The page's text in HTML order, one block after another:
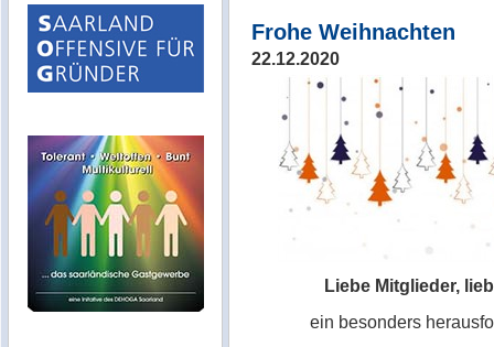
Frohe Weihnachten
22.12.2020
Liebe Mitglieder,
ein besonders